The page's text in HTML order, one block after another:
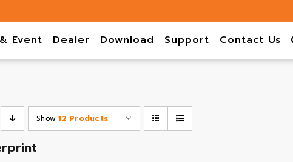
Event Dealer Download Support Contact Us
Show12 Products